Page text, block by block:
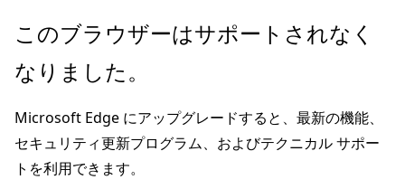
メ
ン
ン
テ
ン
このブラウザーはサポートされなく
なりました。
Microsoft Edge にアップグレードすると、最新の機能、
セキュリティ更新プログラム、およびテクニカル サポー
トを利用できます。